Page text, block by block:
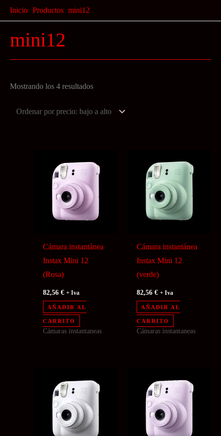
al
contenido
Inicio Productos mini12
mini12
Mostrando los 4 resultadosOrdenado
precio:
Cámara instantánea
Instax Mini 12
(Rosa)
82,56€ + Iva
AÑADIR AL
CARRITO
Cámaras instantaneas
Cámara instantánea
Instax Mini 12
(verde)
82,56€ + Iva
AÑADIR AL
CARRITO
Cámaras instantaneas